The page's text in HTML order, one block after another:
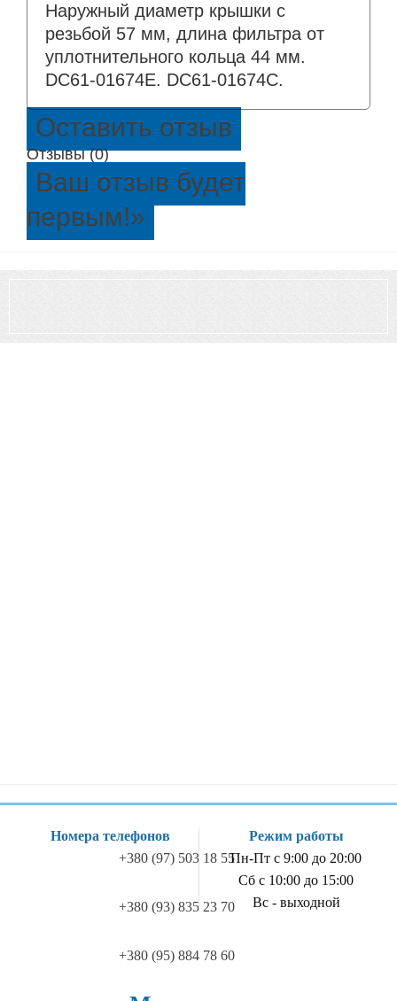
Наружный диаметр крышки с
резьбой 57 мм, длина фильтра от
уплотнительного кольца 44 мм.
DC61-01674E. DC61-01674C.
Оставить отзыв
Отзывы (0)
Ваш отзыв будет
первым!»
Номера телефонов
+380 (97) 503 18 55
+380 (93) 835 23 70
+380 (95) 884 78 60
Режим работы
Пн-Пт с 9:00 до 20:00
Сб с 10:00 до 15:00
Вс - выходной